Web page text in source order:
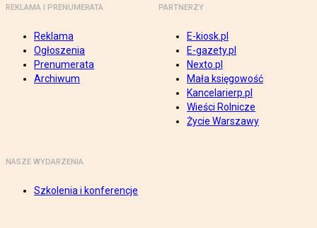
REKLAMA I PRENUMERATA
Reklama
Ogłoszenia
Prenumerata
Archiwum
PARTNERZY
E-kiosk.pl
E-gazety.pl
Nexto.pl
Mała księgowość
Kancelarierp.pl
Wieści Rolnicze
Życie Warszawy
NASZE WYDARZENIA
Szkolenia i konferencje